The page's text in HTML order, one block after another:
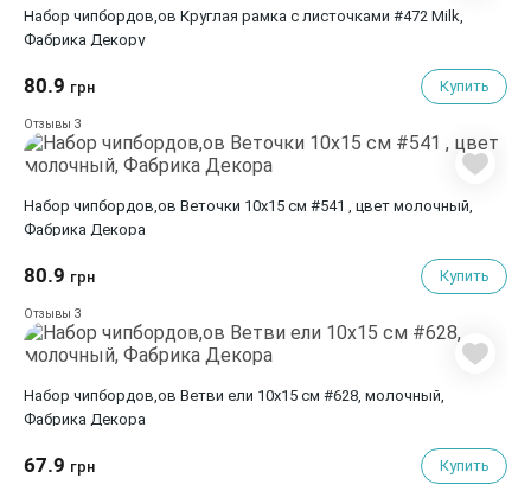
Набор чипбордов,ов Круглая рамка с листочками #472 Milk,
Фабрика Декору
80.9 грн Купить
Отзывы 3
Набор чипбордов,ов Веточки 10х15 см #541 , цвет молочный,
Фабрика Декора
80.9 грн Купить
Отзывы 3
Набор чипбордов,ов Ветви ели 10х15 см #628, молочный,
Фабрика Декора
67.9 грн Купить